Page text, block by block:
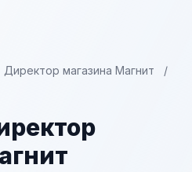
Директор магазина Магнит
/